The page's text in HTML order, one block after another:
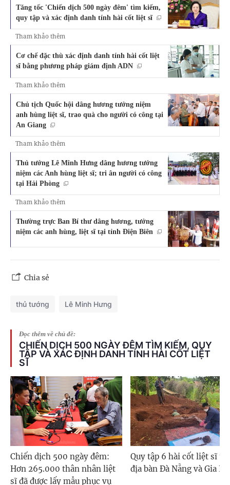
Tăng tốc 'Chiến dịch 500 ngày đêm' tìm kiếm,
quy tập và xác định danh tính hài cốt liệt sĩ
Tham khảo thêm
Cơ chế đặc thù xác định danh tính hài cốt liệt
sĩ bằng phương pháp giám định ADN
Tham khảo thêm
Chủ tịch Quốc hội dâng hương tưởng niệm
anh hùng liệt sĩ, trao quà cho người có công tại
An Giang
Tham khảo thêm
Thủ tướng Lê Minh Hưng dâng hương tưởng
niệm các Anh hùng liệt sĩ; tri ân người có công
tại Hải Phòng
Tham khảo thêm
Thường trực Ban Bí thư dâng hương, tưởng
niệm các anh hùng, liệt sĩ tại tỉnh Điện Biên
Chia sẻ
thủ tướng Lê Minh Hưng
Đọc thêm về chủ đề:
CHIẾN DỊCH 500 NGÀY ĐÊM TÌM KIẾM, QUY
TẬP VÀ XÁC ĐỊNH DANH TÍNH HÀI CỐT LIỆT
SĨ
Chiến dịch 500 ngày đêm:
Hơn 265.000 thân nhân liệt
sĩ đã được lấy mẫu phục vụ
Quy tập 6 hài cốt liệt sĩ
địa bàn Đà Nẵng và Gia Lai